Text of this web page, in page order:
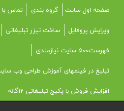
صفحه اول سایت گروه بندی تماس با
ویرایش پروفایل
ساخت تیزر تبلیغاتی
فهرست500 سایت نیازمندی
تبلیغ در فیلمهای آموزش طراحی وب
افزایش فروش با پکیج تبلیغاتی 12گانه